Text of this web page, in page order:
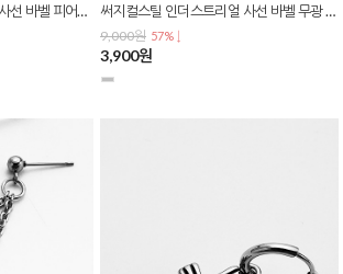
써지컬스틸 인더스트리얼 사선 바벨 피어싱 하트 삼각 큐빅 연골 귀 피어싱 P-0819 써지컬스틸 인더스트리얼 사선 바벨 무광 샌드 매트 볼 스트레이트 귀 연골 피어싱 P-0818
9,000원 57% ↓
3,900원